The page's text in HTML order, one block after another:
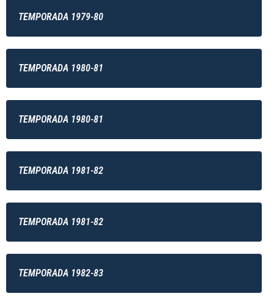
TEMPORADA 1979-80
TEMPORADA 1980-81
TEMPORADA 1980-81
TEMPORADA 1981-82
TEMPORADA 1981-82
TEMPORADA 1982-83